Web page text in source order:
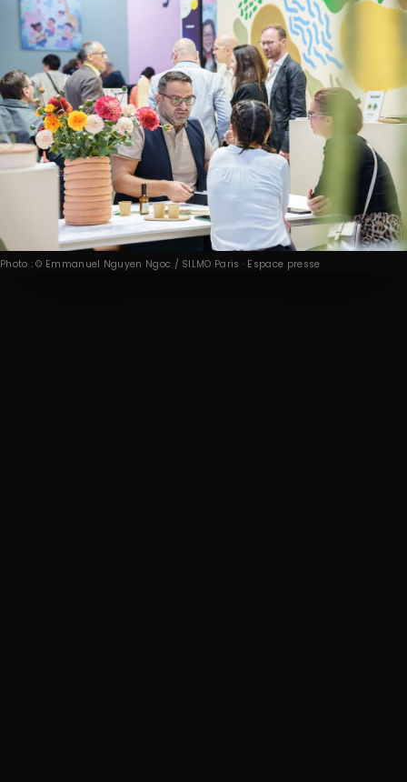
Photo : © Emmanuel Nguyen Ngoc / SILMO Paris · Espace presse